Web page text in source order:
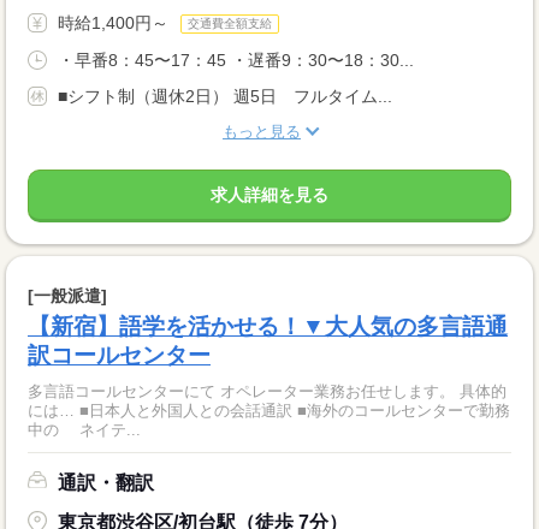
時給1,400円～ 交通費全額支給
・早番8：45〜17：45 ・遅番9：30〜18：30...
■シフト制（週休2日） 週5日 フルタイム...
もっと見る
求人詳細を見る
[一般派遣]
【新宿】語学を活かせる！▼大人気の多言語通
訳コールセンター
多言語コールセンターにて オペレーター業務お任せします。 具体的
には… ■日本人と外国人との会話通訳 ■海外のコールセンターで勤務
中の ネイテ...
通訳・翻訳
東京都渋谷区/初台駅（徒歩 7分）